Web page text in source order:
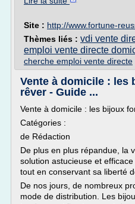
Site : http://www.fortune-
Thèmes liés : vdi vente
emploi vente directe
cherche emploi vente directe
Vente à domicile :
rêver - Guide ...
Vente à domicile : les bijoux
Catégories :
de Rédaction
De plus en plus répandue, la
solution astucieuse et
tout en conservant sa liberté
De nos jours, de nombreux
mode de distribution. Les